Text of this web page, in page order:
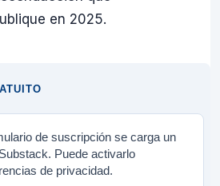
en 2025.
de suscripción se carga un
Puede activarlo
de privacidad.